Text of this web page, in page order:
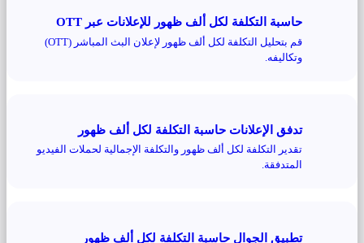
حاسبة التكلفة لكل ألف ظهور للإعلانات عبر OTT
قم بتحليل التكلفة لكل ألف ظهور لإعلان البث المباشر (OTT)
وتكاليفه.
تدفق الإعلانات حاسبة التكلفة لكل ألف ظهور
تقدير التكلفة لكل ألف ظهور والتكلفة الإجمالية لحملات الفيديو
المتدفقة.
تطبيق الجوال حاسبة التكلفة لكل ألف ظهور